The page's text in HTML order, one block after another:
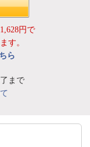
円で
す。
ら
まで